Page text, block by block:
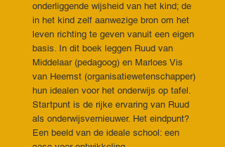
onderliggende wijsheid van het kind; de
in het kind zelf aanwezige bron om het
leven richting te geven vanuit een eigen
basis. In dit boek leggen Ruud van
Middelaar (pedagoog) en Marloes Vis
van Heemst (organisatiewetenschapper)
hun idealen voor het onderwijs op tafel.
Startpunt is de rijke ervaring van Ruud
als onderwijsvernieuwer. Het eindpunt?
Een beeld van de ideale school: een